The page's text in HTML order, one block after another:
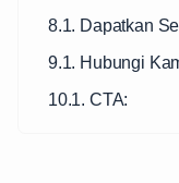
8.1. Dapatkan
9.1. Hubungi
10.1. CTA: